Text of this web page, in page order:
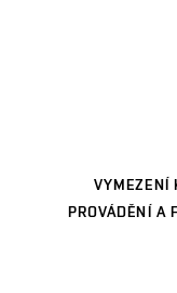
VYMEZENÍ
PROVÁDĚNÍ A